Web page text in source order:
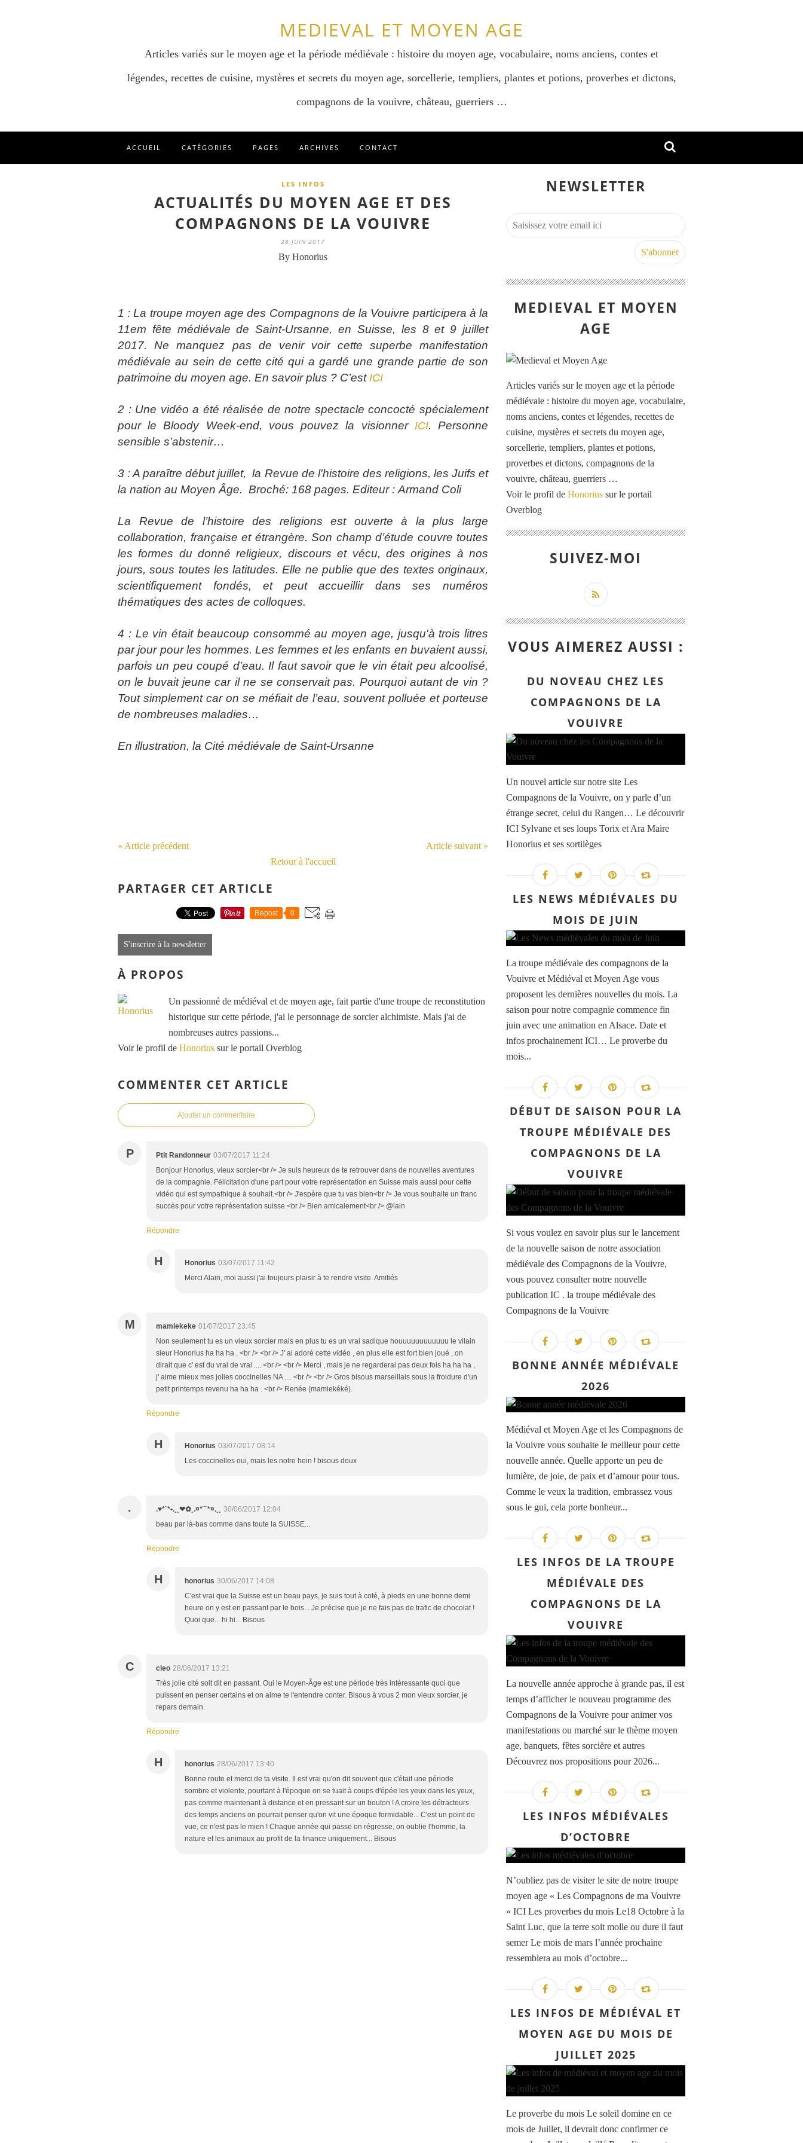
MEDIEVAL ET MOYEN AGE
Articles variés sur le moyen age et la période médiévale : histoire du moyen age, vocabulaire, noms anciens, contes et
légendes, recettes de cuisine, mystères et secrets du moyen age, sorcellerie, templiers, plantes et potions, proverbes et dictons,
compagnons de la vouivre, château, guerriers …
ACCUEIL CATÉGORIES PAGES ARCHIVES CONTACT
LES INFOS
ACTUALITÉS DU MOYEN AGE ET DES
COMPAGNONS DE LA VOUIVRE
28 JUIN 2017
By Honorius
1 : La troupe moyen age des Compagnons de la Vouivre participera à la
11em fête médiévale de Saint-Ursanne, en Suisse, les 8 et 9 juillet
2017. Ne manquez pas de venir voir cette superbe manifestation
médiévale au sein de cette cité qui a gardé une grande partie de son
patrimoine du moyen age. En savoir plus ? C’est ICI
2 : Une vidéo a été réalisée de notre spectacle concocté spécialement
pour le Bloody Week-end, vous pouvez la visionner ICI. Personne
sensible s’abstenir…
3 : A paraître début juillet, la Revue de l'histoire des religions, les Juifs et
la nation au Moyen Âge. Broché: 168 pages. Editeur : Armand Coli
La Revue de l’histoire des religions est ouverte à la plus large
collaboration, française et étrangère. Son champ d’étude couvre toutes
les formes du donné religieux, discours et vécu, des origines à nos
jours, sous toutes les latitudes. Elle ne publie que des textes originaux,
scientifiquement fondés, et peut accueillir dans ses numéros
thématiques des actes de colloques.
4 : Le vin était beaucoup consommé au moyen age, jusqu'à trois litres
par jour pour les hommes. Les femmes et les enfants en buvaient aussi,
parfois un peu coupé d’eau. Il faut savoir que le vin était peu alcoolisé,
on le buvait jeune car il ne se conservait pas. Pourquoi autant de vin ?
Tout simplement car on se méfiait de l’eau, souvent polluée et porteuse
de nombreuses maladies…
En illustration, la Cité médiévale de Saint-Ursanne
« Article précédent
Article suivant »
Retour à l'accueil
PARTAGER CET ARTICLE
Repost 0
S'inscrire à la newsletter
À PROPOS
Un passionné de médiéval et de moyen age, fait partie d'une troupe de reconstitution
historique sur cette période, j'ai le personnage de sorcier alchimiste. Mais j'ai de
nombreuses autres passions...
Voir le profil de Honorius sur le portail Overblog
COMMENTER CET ARTICLE
Ajouter un commentaire
P Ptit Randonneur 03/07/2017 11:24
Bonjour Honorius, vieux sorcier<br /> Je suis heureux de te retrouver dans de nouvelles aventures
de la compagnie. Félicitation d'une part pour votre représentation en Suisse mais aussi pour cette
vidéo qui est sympathique à souhait.<br /> J'espère que tu vas bien<br /> Je vous souhaite un franc
succès pour votre représentation suisse.<br /> Bien amicalement<br /> @lain
Répondre
H Honorius 03/07/2017 11:42
Merci Alain, moi aussi j'ai toujours plaisir à te rendre visite. Amitiés
M mamiekeke 01/07/2017 23:45
Non seulement tu es un vieux sorcier mais en plus tu es un vrai sadique houuuuuuuuuuuu le vilain
sieur Honorius ha ha ha . <br /> <br /> J' ai adoré cette vidéo , en plus elle est fort bien joué , on
dirait que c' est du vrai de vrai .... <br /> <br /> Merci , mais je ne regarderai pas deux fois ha ha ha ,
j' aime mieux mes jolies coccinelles NA .... <br /> <br /> Gros bisous marseillais sous la froidure d'un
petit printemps revenu ha ha ha . <br /> Renée (mamiekéké).
Répondre
H Honorius 03/07/2017 08:14
Les coccinelles oui, mais les notre hein ! bisous doux
. .♥*¨*•.¸¸❤✿¸.¤*¨¨*¤.¸¸
30/06/2017 12:04
beau par là-bas comme dans toute la SUISSE...
Répondre
H honorius 30/06/2017 14:08
C'est vrai que la Suisse est un beau pays, je suis tout à coté, à pieds en une bonne demi
heure on y est en passant par le bois... Je précise que je ne fais pas de trafic de chocolat !
Quoi que... hi hi... Bisous
C cleo 28/06/2017 13:21
Très jolie cité soit dit en passant. Oui le Moyen-Âge est une période très intéressante quoi que
puissent en penser certains et on aime te l'entendre conter. Bisous à vous 2 mon vieux sorcier, je
repars demain.
Répondre
H honorius 28/06/2017 13:40
Bonne route et merci de ta visite. Il est vrai qu'on dit souvent que c'était une période
sombre et violente, pourtant à l'époque on se tuait à coups d'épée les yeux dans les yeux,
pas comme maintenant à distance et en pressant sur un bouton ! A croire les détracteurs
des temps anciens on pourrait penser qu'on vit une époque formidable... C'est un point de
vue, ce n'est pas le mien ! Chaque année qui passe on régresse, on oublie l'homme, la
nature et les animaux au profit de la finance uniquement... Bisous
NEWSLETTER
MEDIEVAL ET MOYEN
AGE
Articles variés sur le moyen age et la période
médiévale : histoire du moyen age, vocabulaire,
noms anciens, contes et légendes, recettes de
cuisine, mystères et secrets du moyen age,
sorcellerie, templiers, plantes et potions,
proverbes et dictons, compagnons de la
vouivre, château, guerriers …
Voir le profil de Honorius sur le portail
Overblog
SUIVEZ-MOI
VOUS AIMEREZ AUSSI :
DU NOVEAU CHEZ LES
COMPAGNONS DE LA
VOUIVRE
Un nouvel article sur notre site Les
Compagnons de la Vouivre, on y parle d’un
étrange secret, celui du Rangen… Le découvrir
ICI Sylvane et ses loups Torix et Ara Maire
Honorius et ses sortilèges
LES NEWS MÉDIÉVALES DU
MOIS DE JUIN
La troupe médiévale des compagnons de la
Vouivre et Médiéval et Moyen Age vous
proposent les dernières nouvelles du mois. La
saison pour notre compagnie commence fin
juin avec une animation en Alsace. Date et
infos prochainement ICI… Le proverbe du
mois...
DÉBUT DE SAISON POUR LA
TROUPE MÉDIÉVALE DES
COMPAGNONS DE LA
VOUIVRE
Si vous voulez en savoir plus sur le lancement
de la nouvelle saison de notre association
médiévale des Compagnons de la Vouivre,
vous pouvez consulter notre nouvelle
publication IC . la troupe médiévale des
Compagnons de la Vouivre
BONNE ANNÉE MÉDIÉVALE
2026
Médiéval et Moyen Age et les Compagnons de
la Vouivre vous souhaite le meilleur pour cette
nouvelle année. Quelle apporte un peu de
lumière, de joie, de paix et d’amour pour tous.
Comme le veux la tradition, embrassez vous
sous le gui, cela porte bonheur...
LES INFOS DE LA TROUPE
MÉDIÉVALE DES
COMPAGNONS DE LA
VOUIVRE
La nouvelle année approche à grande pas, il est
temps d’afficher le nouveau programme des
Compagnons de la Vouivre pour animer vos
manifestations ou marché sur le thème moyen
age, banquets, fêtes sorcière et autres
Découvrez nos propositions pour 2026...
LES INFOS MÉDIÉVALES
D’OCTOBRE
N’oubliez pas de visiter le site de notre troupe
moyen age « Les Compagnons de ma Vouivre
» ICI Les proverbes du mois Le18 Octobre à la
Saint Luc, que la terre soit molle ou dure il faut
semer Le mois de mars l’année prochaine
ressemblera au mois d’octobre...
LES INFOS DE MÉDIÉVAL ET
MOYEN AGE DU MOIS DE
JUILLET 2025
Le proverbe du mois Le soleil domine en ce
mois de Juillet, il devrait donc confirmer ce